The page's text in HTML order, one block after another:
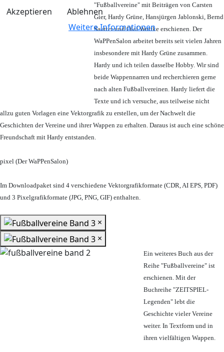
Akzeptieren
Ablehnen
Weitere Informationen
"Fußballvereine" mit Beiträgen von Carsten
Gier, Hardy Grüne, Hansjürgen Jablonski, Bernd
Sautter und Olaf Wuttke erschienen. Der
WaPPenSalon arbeitet bereits seit vielen Jahren
insbesondere mit Hardy Grüne zusammen.
Hardy und ich teilen dasselbe Hobby. Wir sind
beide Wappennarren und recherchieren gerne
nach alten Fußballvereinen. Hardy liefert die
Texte und ich versuche, aus teilweise nicht
allzu guten Vorlagen eine Vektorgrafik zu erstellen, um der Nachwelt die
Geschichten der Vereine und ihrer Wappen zu erhalten. Daraus ist auch eine schöne
Freundschaft mit Hardy entstanden.
pixel (Der WaPPenSalon)
Im Downloadpaket sind 4 verschiedene Vektorgrafikformate (CDR, AI EPS, PDF)
und 3 Pixelgrafikformate (JPG, PNG, GIF) enthalten.
×
×
Ein weiteres Buch aus der
Reihe "Fußballvereine" ist
erschienen. Mit der
Buchreihe "ZEITSPIEL-
Legenden" lebt die
Geschichte vieler Vereine
weiter. In Textform und in
ihren vielfältigen Wappen.